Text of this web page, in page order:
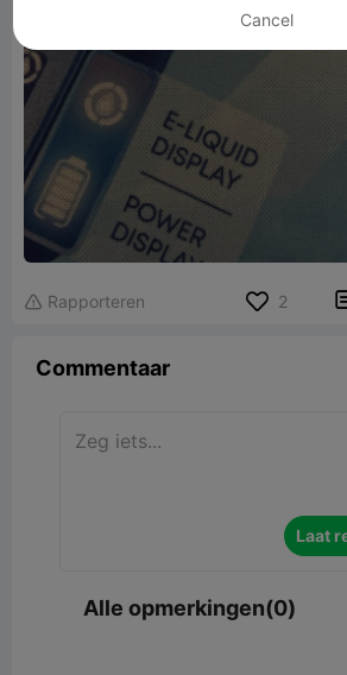
 Rapporteren 2
Commentaar
Laat
Alle opmerkingen(0)
Cancel